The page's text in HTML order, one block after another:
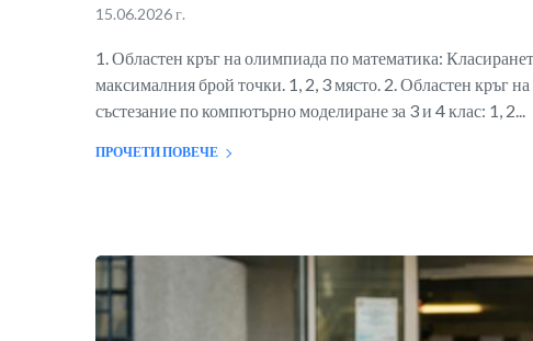
15.06.2026 г.
1. Областен кръг на олимпиада по математика:
максималния брой точки. 1, 2, 3 място. 2. Областен кръг
състезание по компютърно моделиране за 3 и 4 клас: 1, 2...
ПРОЧЕТИ ПОВЕЧЕ